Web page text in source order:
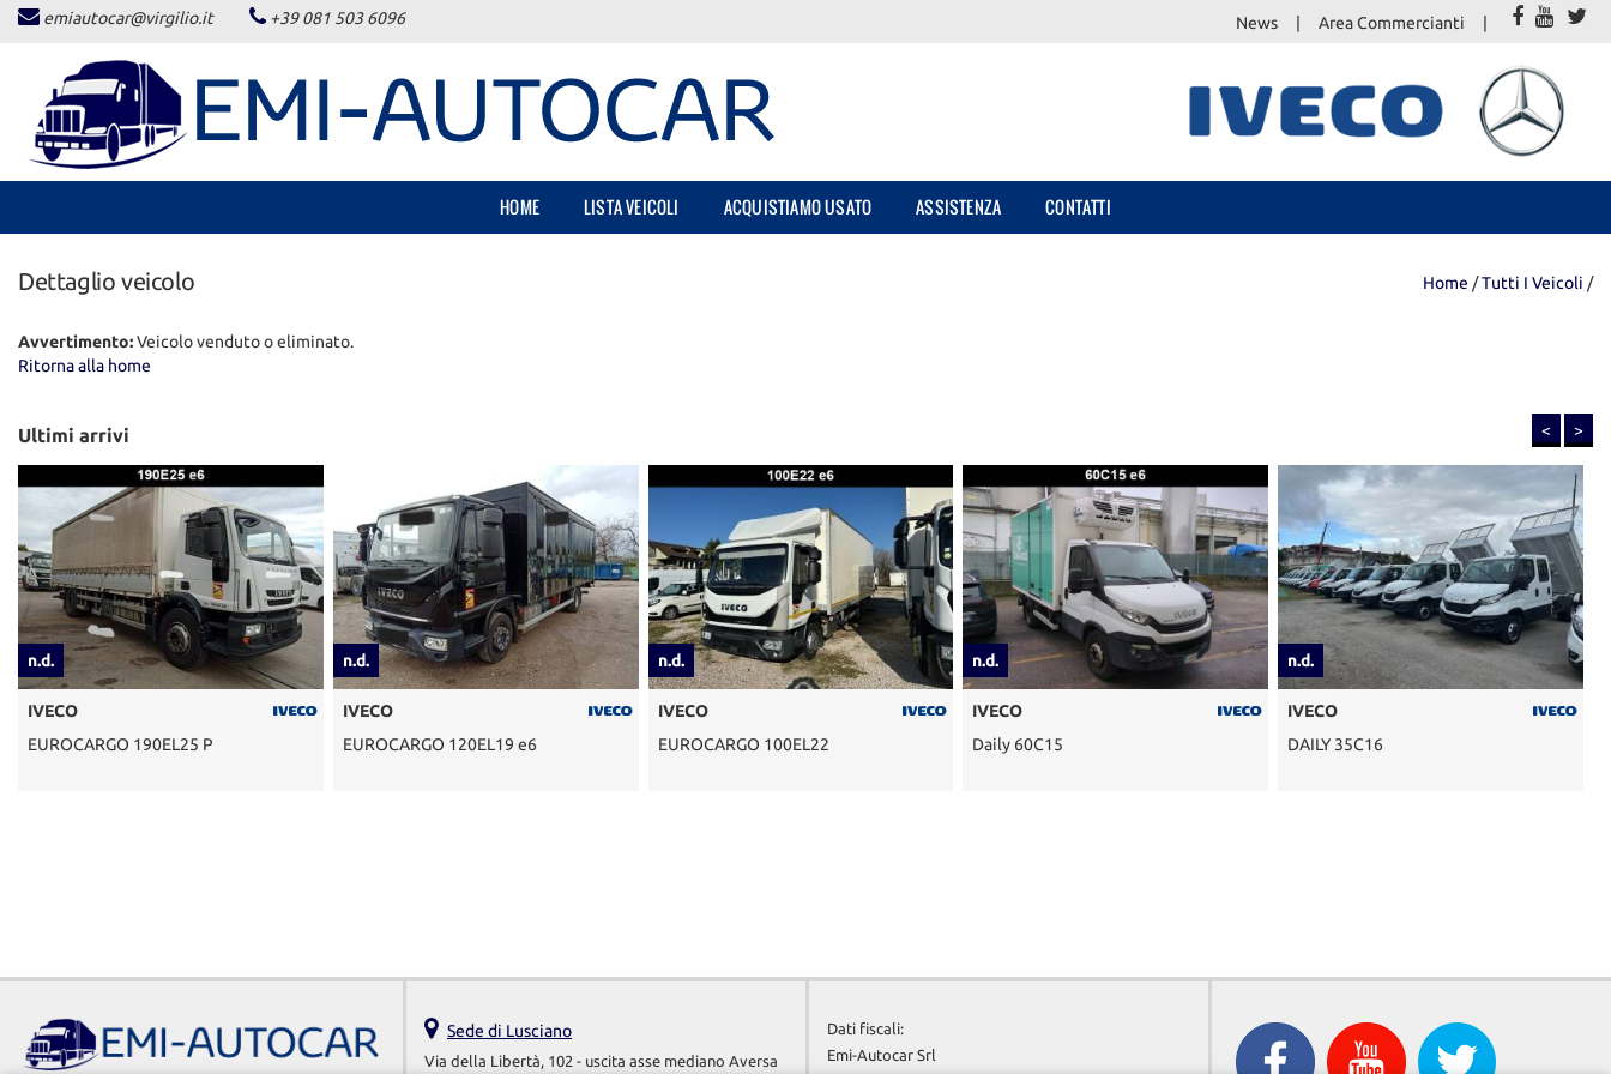
HOME
LISTA VEICOLI
ACQUISTIAMO USATO
emiautocar@virgilio.it +39 081 503 6096 News Area Commercianti
HOME LISTA VEICOLI ACQUISTIAMO USATO ASSISTENZA CONTATTI
Dettaglio veicolo Home /Tutti I Veicoli /
Avvertimento:Veicolo venduto o eliminato.
Ritorna alla home
Ultimi arrivi < >
P
n.d.
EUROCARGO 120EL19 e6
n.d.
EUROCARGO 100EL22
n.d.
Daily 60C15
n.d.
Sede di Lusciano
Via della Libertà, 102 - uscita asse mediano Aversa
Dati fiscali:
Emi-Autocar Srl